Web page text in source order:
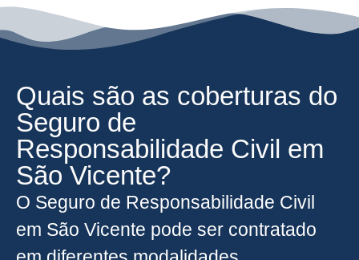
Quais são as coberturas do
Seguro de
Responsabilidade Civil em
São Vicente?
O Seguro de Responsabilidade Civil
em São Vicente pode ser contratado